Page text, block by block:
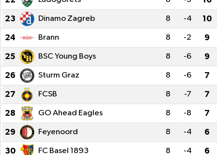
23 Dinamo Zagreb 8 -4 10
24 Brann 8 -2 9
25 BSC Young Boys 8 -6 9
26 Sturm Graz 8 -6 7
27 FCSB 8 -7 7
28 GO Ahead Eagles 8 -8 7
29 Feyenoord 8 -4 6
30 FC Basel 1893 8 -4 6